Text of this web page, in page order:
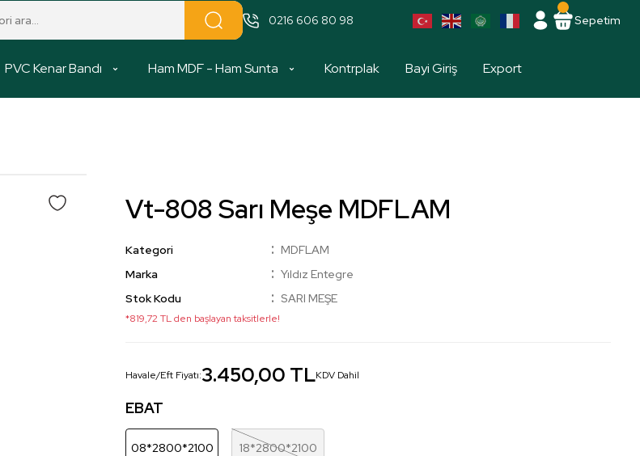
0216 606 80 98 Sepetim
PVC Kenar Bandı Ham MDF - Ham Sunta Kontrplak Bayi Giriş Export
Vt-808 Sarı Meşe MDFLAM
Kategori
MDFLAM
Marka
Yıldız Entegre
Stok Kodu
SARI MEŞE
*819,72 TL den başlayan taksitlerle!
Havale/Eft Fiyatı:3.450,00 TLKDV Dahil
EBAT
08*2800*2100 18*2800*2100